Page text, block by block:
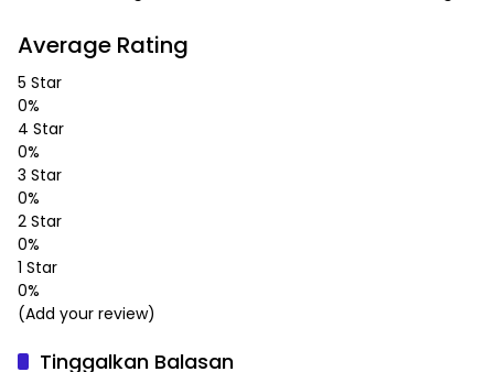
Average Rating
5 Star
0%
4 Star
0%
3 Star
0%
2 Star
0%
1 Star
0%
(Add your review)
Tinggalkan Balasan